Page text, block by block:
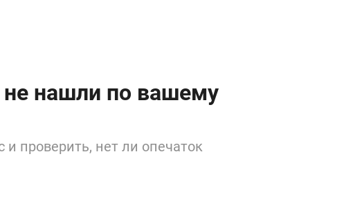
нашли по вашему
проверить, нет ли опечаток